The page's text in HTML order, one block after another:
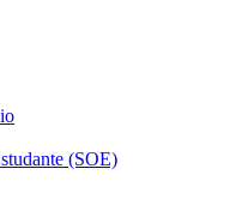
(SOE)